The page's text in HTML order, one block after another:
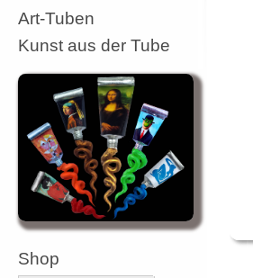
Art-Tuben
Kunst aus der Tube
Shop